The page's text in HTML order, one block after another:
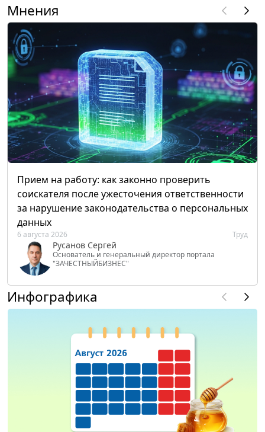
Мнения
Прием на работу: как законно проверить
соискателя после ужесточения ответственности
за нарушение законодательства о персональных
данных
6 августа 2026 Труд
Русанов Сергей
Основатель и генеральный директор портала
"ЗАЧЕСТНЫЙБИЗНЕС"
Инфографика